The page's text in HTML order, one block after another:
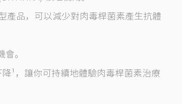
產品，可以減少對肉毒桿菌素產生抗體
。
¹，讓你可持續地體驗肉毒桿菌素治療